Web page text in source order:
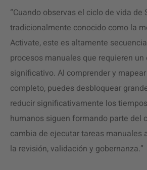
“Cuando observas el ciclo de vida de
tradicionalmente conocido como la
Activate, este es altamente
procesos manuales que requieren
significativo. Al comprender y
completo, puedes desbloquear
reducir significativamente los
humanos siguen formando parte del
cambia de ejecutar tareas manuales
la revisión, validación y gobernanza.”